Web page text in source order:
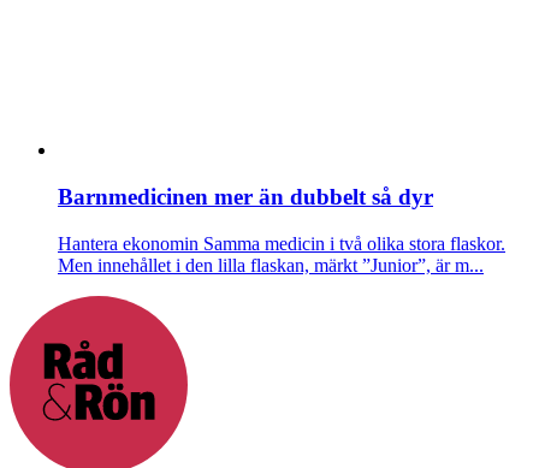
Barnmedicinen mer än dubbelt så dyr
Hantera ekonomin Samma medicin i två olika stora flaskor.
Men innehållet i den lilla flaskan, märkt ”Junior”, är m...